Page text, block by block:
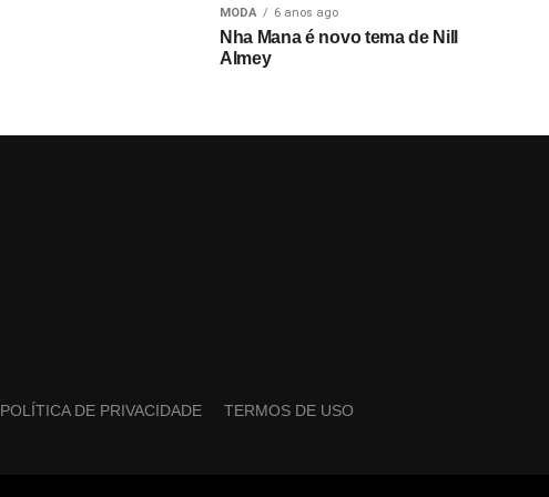
MODA 6 anos ago
Nha Mana é novo tema de Nill
Almey
POLÍTICA DE PRIVACIDADE TERMOS DE USO